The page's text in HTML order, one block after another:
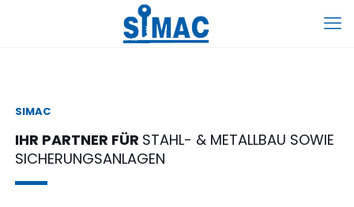
SIMAC
IHR PARTNER FÜR STAHL- & METALLBAU SOWIE
SICHERUNGSANLAGEN